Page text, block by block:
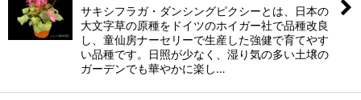
サキシフラガ・ダンシングピクシーとは、日本の
大文字草の原種をドイツのホイガー社で品種改良
し、童仙房ナーセリーで生産した強健で育てやす
い品種です。日照が少なく、湿り気の多い土壌の
ガーデンでも華やかに楽し…